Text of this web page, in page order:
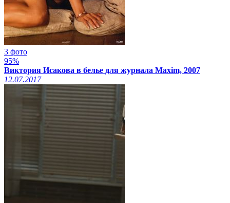
3 фото
95%
Виктория Исакова в белье для журнала Maxim, 2007
12.07.2017